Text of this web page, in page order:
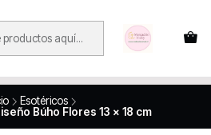
Esotéricos
Búho Flores 13 x 18 cm